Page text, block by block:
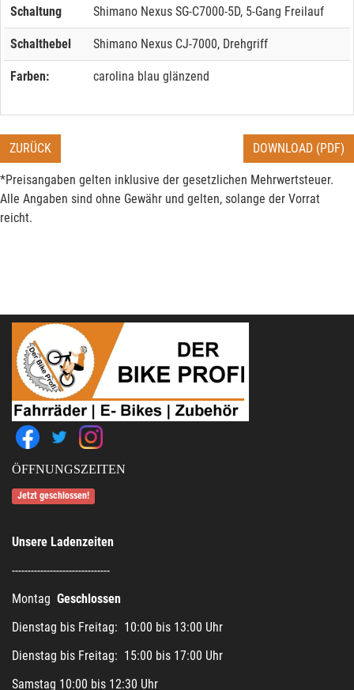
Schaltung Shimano Nexus SG-C7000-5D, 5-Gang Freilauf
Schalthebel Shimano Nexus CJ-7000, Drehgriff
Farben: carolina blau glänzend
ZURÜCK DOWNLOAD (PDF)
*Preisangaben gelten inklusive der gesetzlichen Mehrwertsteuer.
Alle Angaben sind ohne Gewähr und gelten, solange der Vorrat
reicht.
ÖFFNUNGSZEITEN
Jetzt geschlossen!
Unsere Ladenzeiten
-------------------------------
Montag Geschlossen
Dienstag bis Freitag: 10:00 bis 13:00 Uhr
Dienstag bis Freitag: 15:00 bis 17:00 Uhr
Samstag 10:00 bis 12:30 Uhr